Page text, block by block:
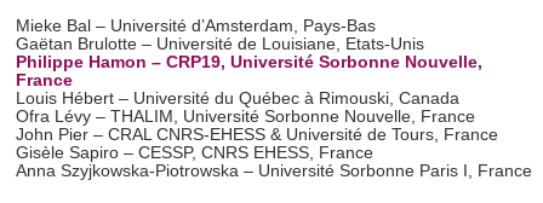
Mieke Bal – Université d’Amsterdam, Pays-Bas
Gaëtan Brulotte – Université de Louisiane, Etats-Unis
Philippe Hamon – CRP19, Université Sorbonne Nouvelle,
France
Louis Hébert – Université du Québec à Rimouski, Canada
Ofra Lévy – THALIM, Université Sorbonne Nouvelle, France
John Pier – CRAL CNRS-EHESS & Université de Tours, France
Gisèle Sapiro – CESSP, CNRS EHESS, France
Anna Szyjkowska-Piotrowska – Université Sorbonne Paris I, France